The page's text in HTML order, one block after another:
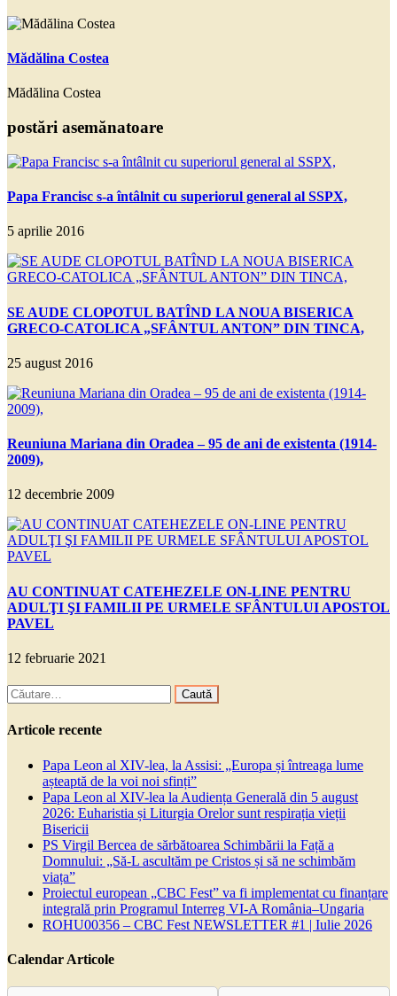
Mădălina Costea
Mădălina Costea
postări asemănatoare
Papa Francisc s-a întâlnit cu superiorul general al SSPX,
5 aprilie 2016
SE AUDE CLOPOTUL BATÎND LA NOUA BISERICA
GRECO-CATOLICA „SFÂNTUL ANTON” DIN TINCA,
25 august 2016
Reuniuna Mariana din Oradea – 95 de ani de existenta (1914-
2009),
12 decembrie 2009
AU CONTINUAT CATEHEZELE ON-LINE PENTRU
ADULŢI ŞI FAMILII PE URMELE SFÂNTULUI APOSTOL
PAVEL
12 februarie 2021
Caută
după:
Articole recente
Papa Leon al XIV-lea, la Assisi: „Europa și întreaga lume
așteaptă de la voi noi sfinți”
Papa Leon al XIV-lea la Audiența Generală din 5 august
2026: Euharistia și Liturgia Orelor sunt respirația vieții
Bisericii
PS Virgil Bercea de sărbătoarea Schimbării la Față a
Domnului: „Să-L ascultăm pe Cristos și să ne schimbăm
viața”
Proiectul european „CBC Fest” va fi implementat cu finanțare
integrală prin Programul Interreg VI-A România–Ungaria
ROHU00356 – CBC Fest NEWSLETTER #1 | Iulie 2026
Calendar Articole